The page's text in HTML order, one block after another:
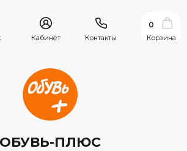
Кабинет Контакты
0
Корзина
ОБУВЬ-ПЛЮС